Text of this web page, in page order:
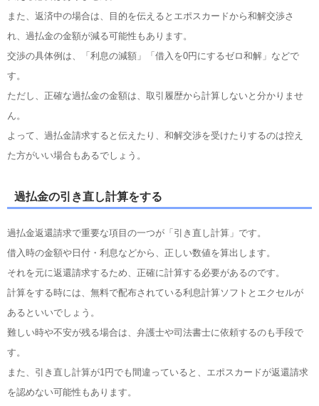
また、返済中の場合は、目的を伝えるとエポスカードから和解交渉さ
れ、過払金の金額が減る可能性もあります。
交渉の具体例は、「利息の減額」「借入を0円にするゼロ和解」などで
す。
ただし、正確な過払金の金額は、取引履歴から計算しないと分かりませ
ん。
よって、過払金請求すると伝えたり、和解交渉を受けたりするのは控え
た方がいい場合もあるでしょう。
過払金の引き直し計算をする
過払金返還請求で重要な項目の一つが「引き直し計算」です。
借入時の金額や日付・利息などから、正しい数値を算出します。
それを元に返還請求するため、正確に計算する必要があるのです。
計算をする時には、無料で配布されている利息計算ソフトとエクセルが
あるといいでしょう。
難しい時や不安が残る場合は、弁護士や司法書士に依頼するのも手段で
す。
また、引き直し計算が1円でも間違っていると、エポスカードが返還請求
を認めない可能性もあります。